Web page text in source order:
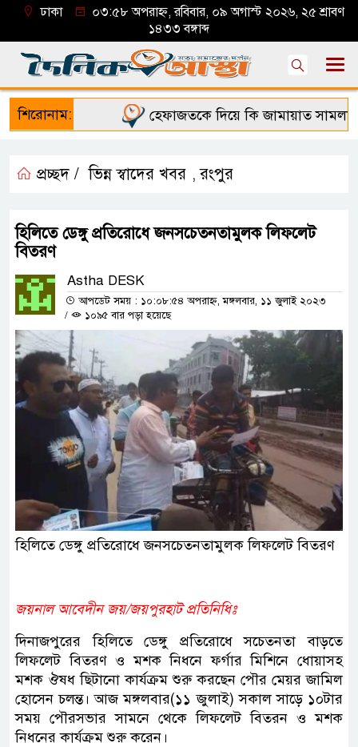
ঢাকা
০৩:৫৮ অপরাহ্ন, রবিবার, ০৯ অগাস্ট ২০২৬, ২৫ শ্রাবণ
১৪৩৩ বঙ্গাব্দ
শিরোনাম: হেফাজতকে দিয়ে কি জামায়াত সামলাতে
প্রচ্ছদ / ভিন্ন স্বাদের খবর ,রংপুর
হিলিতে ডেঙ্গু প্রতিরোধে জনসচেতনতামুলক লিফলেট
বিতরণ
Astha DESK
আপডেট সময় : ১০:০৮:৫৪ অপরাহ্ন, মঙ্গলবার, ১১ জুলাই ২০২৩
/
১০৯৫ বার পড়া হয়েছে
হিলিতে ডেঙ্গু প্রতিরোধে জনসচেতনতামুলক লিফলেট বিতরণ
জয়নাল আবেদীন জয়/জয়পুরহাট প্রতিনিধিঃ
দিনাজপুরের হিলিতে ডেঙ্গু প্রতিরোধে সচেতনতা বাড়তে
লিফলেট বিতরণ ও মশক নিধনে ফর্গার মিশিনে ধোয়াসহ
মশক ঔষধ ছিটানো কার্যক্রম শুরু করছেন পৌর মেয়র জামিল
হোসেন চলন্ত। আজ মঙ্গলবার(১১ জুলাই) সকাল সাড়ে ১০টার
সময় পৌরসভার সামনে থেকে লিফলেট বিতরন ও মশক
নিধনের কার্যক্রম শুরু করেন।